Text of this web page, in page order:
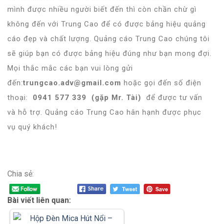
mình được nhiều người biết đến thì còn chần chừ gì
không đến với Trung Cao để có được bảng hiệu quảng
cáo đẹp và chất lượng. Quảng cáo Trung Cao chúng tôi
sẽ giúp bạn có được bảng hiệu đúng như bạn mong đợi.
Mọi thắc mắc các bạn vui lòng gửi
đến:trungcao.adv@gmail.com hoặc gọi đến số điện
thoại: 0941 577 339 (gặp Mr. Tài)
để được tư vấn
và hỗ trợ. Quảng cáo Trung Cao hân hạnh được phục
vụ quý khách!
Chia sẻ:
Bài viết liên quan: